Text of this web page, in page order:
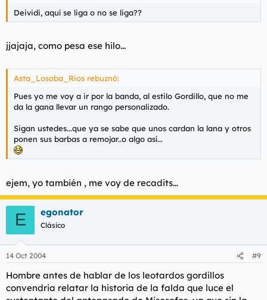
Deividi, aquí se liga o no se liga??
jjajaja, como pesa ese hilo...
Asta_Losoba_Rios rebuznó:
Pues yo me voy a ir por la banda, al estilo Gordillo, que no me
da la gana llevar un rango personalizado.
Sigan ustedes...que ya se sabe que unos cardan la lana y otros
ponen sus barbas a remojar..o algo así...
ejem, yo también , me voy de recadits...
E egonator
Clásico
14 Oct 2004 #9
Hombre antes de hablar de los leotardos gordillos
convendria relatar la historia de la falda que luce el